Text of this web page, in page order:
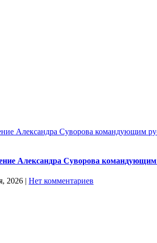
Александра Суворова командующим
Александра Суворова
2026 Нет комментариев